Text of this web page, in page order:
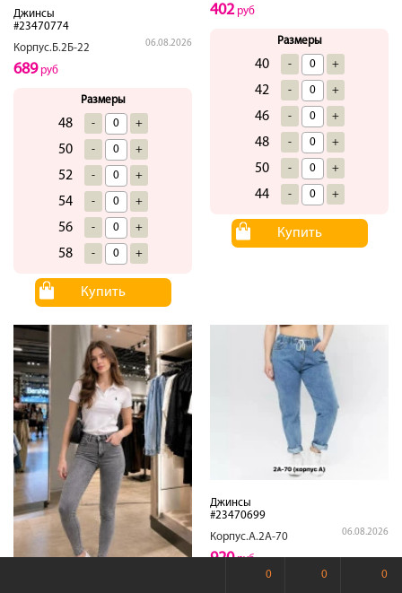
Джинсы
#23470774
Корпус.Б.2Б-22
06.08.2026
689руб
Размеры
48 - +
50 - +
52 - +
54 - +
56 - +
58 - +
Купить
402руб
Размеры
40 - +
42 - +
46 - +
48 - +
50 - +
44 - +
Купить
Джинсы
#23470699
Корпус.А.2А-70
06.08.2026
920руб
0 0 0